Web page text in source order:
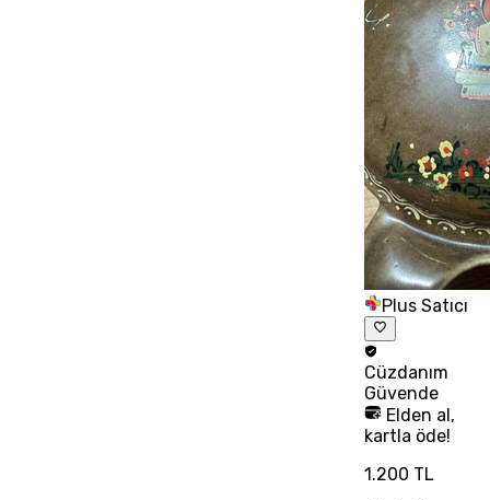
Plus Satıcı
Cüzdanım
Güvende
Elden al,
kartla öde!
1.200 TL